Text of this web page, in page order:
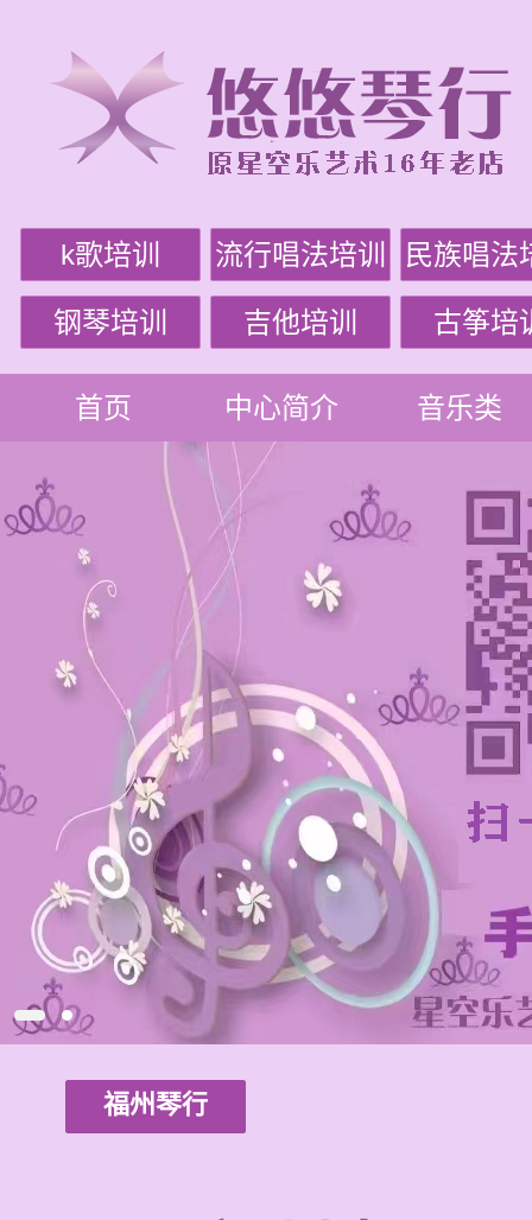
k歌培训 流行唱法培训 民族唱法
钢琴培训 吉他培训 古筝培
首页 中心简介 音乐类
福州琴行